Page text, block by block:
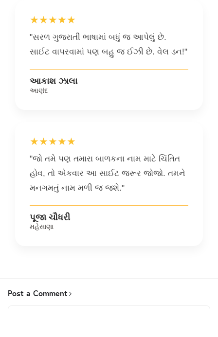
★★★★★
"સરળ ગુજરાતી ભાષામાં બધું જ આપેલું છે.
સાઈટ વાપરવામાં પણ બહુ જ ઈઝી છે. વેલ ડન!"
આકાશ ઝાલા
આણંદ
★★★★★
"જો તમે પણ તમારા બાળકના નામ માટે ચિંતિત
હોવ, તો એકવાર આ સાઈટ જરૂર જોજો. તમને
મનગમતું નામ મળી જ જશે."
પૂજા ચૌધરી
મહેસાણા
Post a Comment